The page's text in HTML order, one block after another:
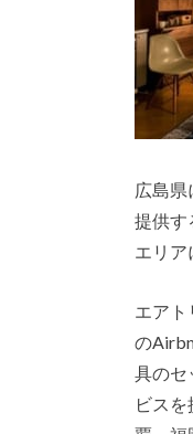
広島
提供す
エリア
エアト
の
具のセ
ビス